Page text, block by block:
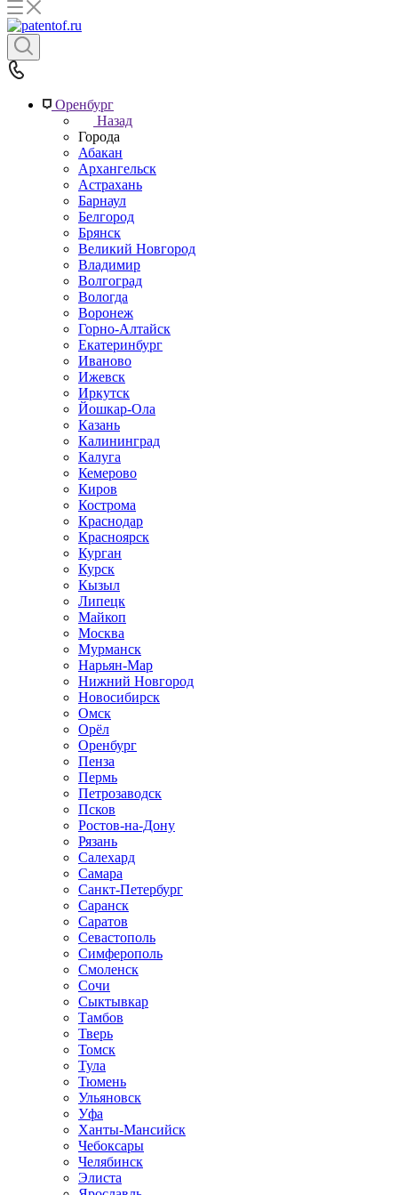
Оренбург
Назад
Города
Абакан
Архангельск
Астрахань
Барнаул
Белгород
Брянск
Великий Новгород
Владимир
Волгоград
Вологда
Воронеж
Горно-Алтайск
Екатеринбург
Иваново
Ижевск
Иркутск
Йошкар-Ола
Казань
Калининград
Калуга
Кемерово
Киров
Кострома
Краснодар
Красноярск
Курган
Курск
Кызыл
Липецк
Майкоп
Москва
Мурманск
Нарьян-Мар
Нижний Новгород
Новосибирск
Омск
Орёл
Оренбург
Пенза
Пермь
Петрозаводск
Псков
Ростов-на-Дону
Рязань
Салехард
Самара
Санкт-Петербург
Саранск
Саратов
Севастополь
Симферополь
Смоленск
Сочи
Сыктывкар
Тамбов
Тверь
Томск
Тула
Тюмень
Ульяновск
Уфа
Ханты-Мансийск
Чебоксары
Челябинск
Элиста